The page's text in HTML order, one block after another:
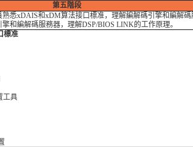
第五階段
悉xDAIS和xDM算法接口標准，理解編解碼引擎和編解碼
和編解碼服務器，理解DSP/BIOS LINK的工作原理。
標准
工具